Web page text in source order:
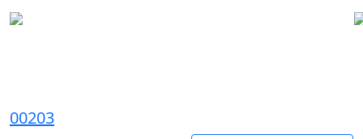
00203